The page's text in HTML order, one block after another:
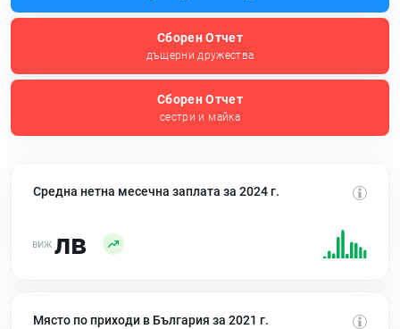
Сборен Отчет
дъщерни дружества
Сборен Отчет
сестри и майка
Средна нетна месечна заплата за 2024 г.
лв
Място по приходи в България за 2021 г.